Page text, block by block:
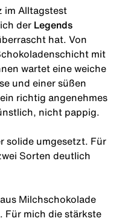
im Alltagstest
der Legends
hat. Von
mit
wartet eine weiche
und einer süßen
richtig angenehmes
nicht pappig.
solide umgesetzt. Für
Sorten deutlich
Milchschokolade
Für mich die stärkste